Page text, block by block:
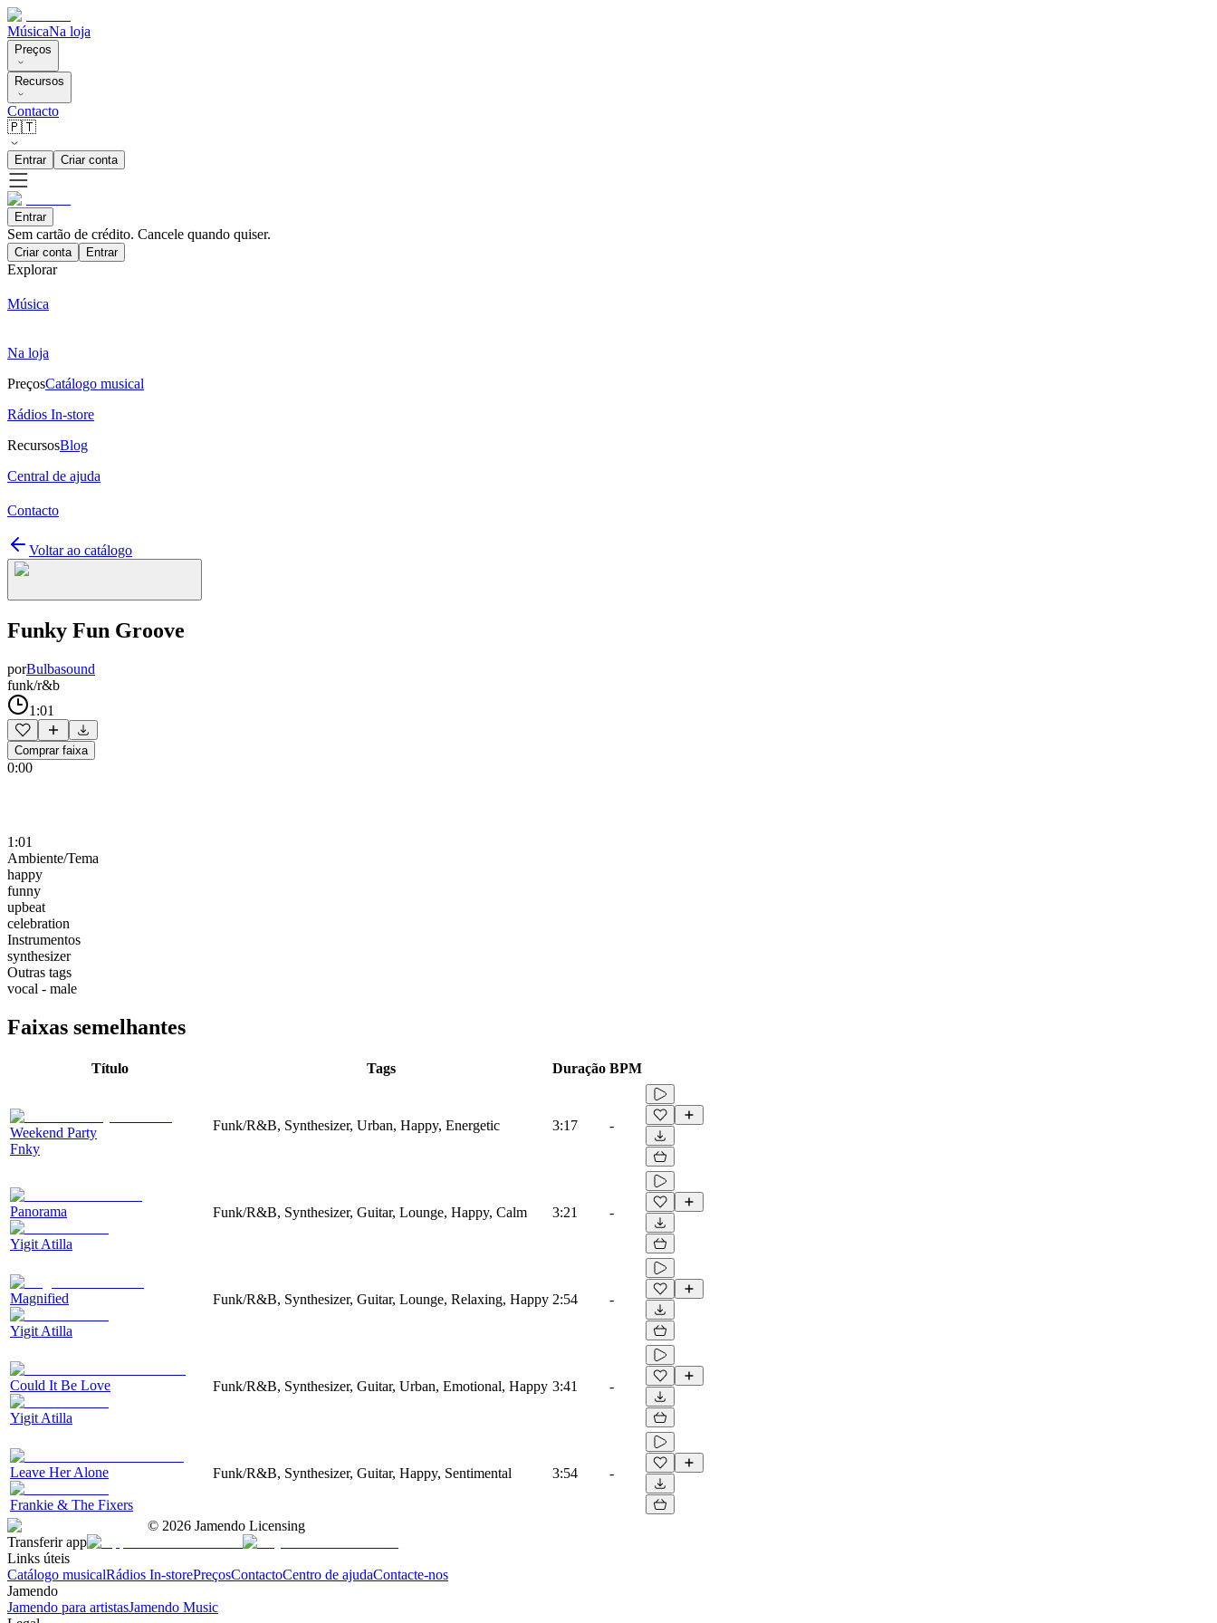
MúsicaNa loja
Preços
Recursos
Contacto
🇵🇹
Entrar Criar conta
Entrar
Sem cartão de crédito. Cancele quando quiser.
Criar conta Entrar
Explorar
Música
Na loja
PreçosCatálogo musical
Rádios In-store
RecursosBlog
Central de ajuda
Contacto
Voltar ao catálogo
Funky Fun Groove
porBulbasound
funk/r&b
1:01
Comprar faixa
0:00
1:01
Ambiente/Tema
happy
funny
upbeat
celebration
Instrumentos
synthesizer
Outras tags
vocal - male
Faixas semelhantes
Título Tags Duração BPM
Weekend Party
Fnky
Funk/R&B, Synthesizer, Urban, Happy, Energetic 3:17 -
Panorama
Yigit Atilla
Funk/R&B, Synthesizer, Guitar, Lounge, Happy, Calm 3:21 -
Magnified
Yigit Atilla
Funk/R&B, Synthesizer, Guitar, Lounge, Relaxing, Happy 2:54 -
Could It Be Love
Yigit Atilla
Funk/R&B, Synthesizer, Guitar, Urban, Emotional, Happy 3:41 -
Leave Her Alone
Frankie & The Fixers
Funk/R&B, Synthesizer, Guitar, Happy, Sentimental 3:54 -
© 2026 Jamendo Licensing
Transferir app
Links úteis
Catálogo musicalRádios In-storePreçosContactoCentro de ajudaContacte-nos
Jamendo
Jamendo para artistasJamendo Music